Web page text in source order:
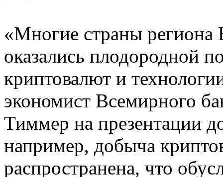
«Многие страны
оказались плодородной
криптовалют и
экономист Всемирного
Тиммер на презентации
например, добыча
распространена, что